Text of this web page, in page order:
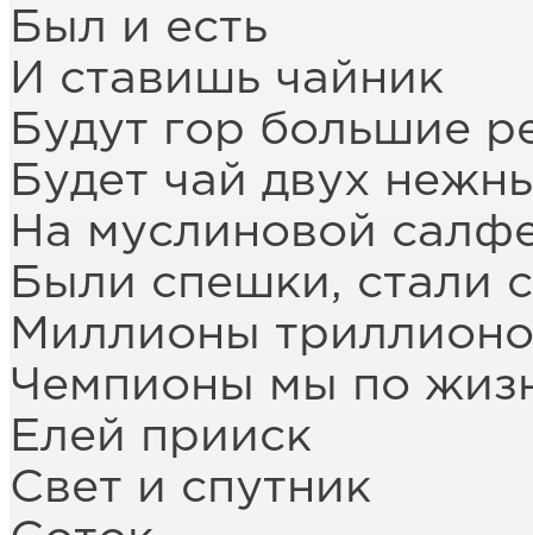
Был и есть
И ставишь чайник
Будут гор большие
Будет чай двух
На муслиновой
Были спешки, стали
Миллионы
Чемпионы мы по
Елей прииск
Свет и спутник